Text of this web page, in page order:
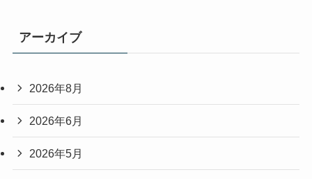
アーカイブ
2026年8月
2026年6月
2026年5月